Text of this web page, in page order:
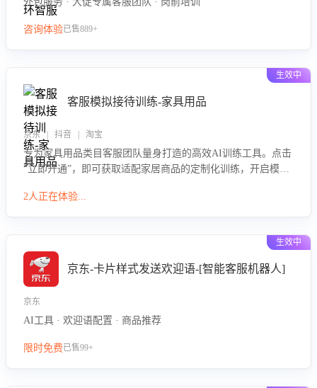
咨询体验已售889+
生效中
客服模拟接待训练-家具用品
京东 | 抖音 | 淘宝
专为家具用品类目客服团队量身打造的高效AI训练工具。点击
“立即开通”，即可获取适配家居商品的定制化训练，开启模拟
参数咨询等高频场景下的专业应对能力。
2人正在体验...
生效中
京东-卡片样式发送欢迎语-[智能客服机器人]
京东
AI工具 · 欢迎语配置 · 商品推荐
限时免费已售99+